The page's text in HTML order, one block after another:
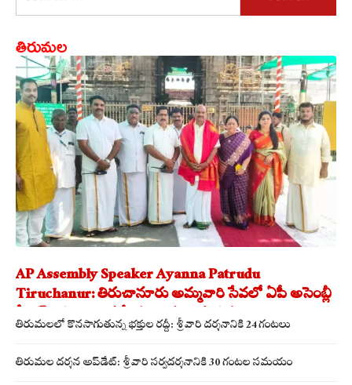
తిరుమల
AP Assembly Speaker Ayanna Patrudu
Tiruchanur: తిరుచానూరు అమ్మవారి సేవలో ఏపీ అసెంబ్లీ
స్పీకర్.. కుటుంబ సమేతంగా దర్శించుకున్న
అయ్యన్నపాత్రుడు!
తిరుమలలో కొనసాగుతున్న భక్తుల రద్దీ: శ్రీవారి దర్శనానికి 24 గంటలు
తిరుమల దర్శన అప్‌డేట్: శ్రీవారి సర్వదర్శనానికి 30 గంటల సమయం